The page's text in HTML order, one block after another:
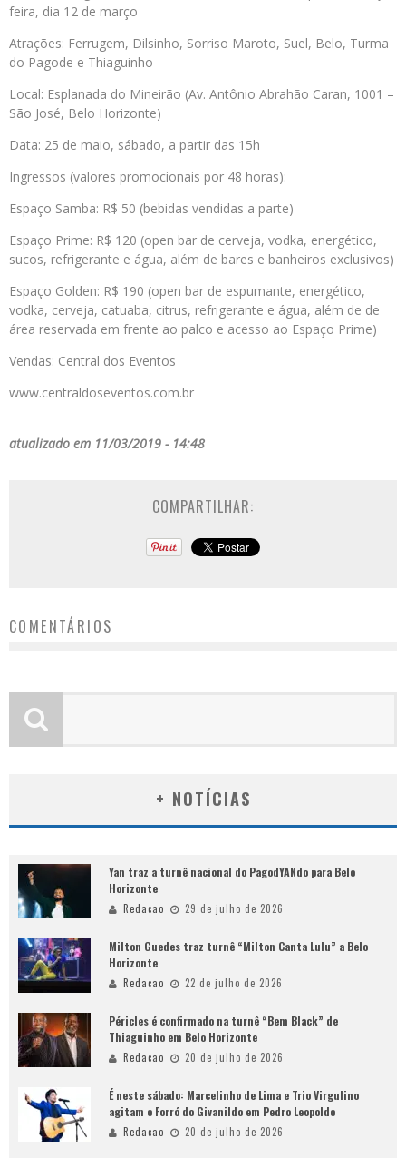
feira, dia 12 de março
Atrações: Ferrugem, Dilsinho, Sorriso Maroto, Suel, Belo, Turma
do Pagode e Thiaguinho
Local: Esplanada do Mineirão (Av. Antônio Abrahão Caran, 1001 –
São José, Belo Horizonte)
Data: 25 de maio, sábado, a partir das 15h
Ingressos (valores promocionais por 48 horas):
Espaço Samba: R$ 50 (bebidas vendidas a parte)
Espaço Prime: R$ 120 (open bar de cerveja, vodka, energético,
sucos, refrigerante e água, além de bares e banheiros exclusivos)
Espaço Golden: R$ 190 (open bar de espumante, energético,
vodka, cerveja, catuaba, citrus, refrigerante e água, além de de
área reservada em frente ao palco e acesso ao Espaço Prime)
Vendas: Central dos Eventos
www.centraldoseventos.com.br
atualizado em 11/03/2019 - 14:48
COMPARTILHAR:
COMENTÁRIOS
+ NOTÍCIAS
Yan traz a turnê nacional do PagodYANdo para Belo
Horizonte
Redacao 29 de julho de 2026
Milton Guedes traz turnê “Milton Canta Lulu” a Belo
Horizonte
Redacao 22 de julho de 2026
Péricles é confirmado na turnê “Bem Black” de
Thiaguinho em Belo Horizonte
Redacao 20 de julho de 2026
É neste sábado: Marcelinho de Lima e Trio Virgulino
agitam o Forró do Givanildo em Pedro Leopoldo
Redacao 20 de julho de 2026